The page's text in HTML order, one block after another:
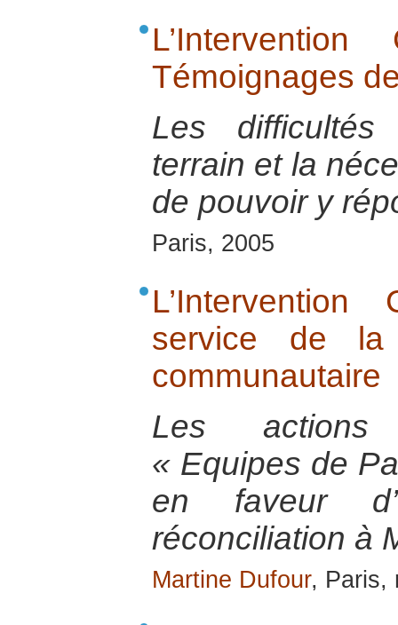
Témoignages
Les
terrain et la
de pouvoir y
Paris, 2005
service de la
communautaire
Les actions
« Equipes de
en faveur
réconciliation à
Martine Dufour, Paris,